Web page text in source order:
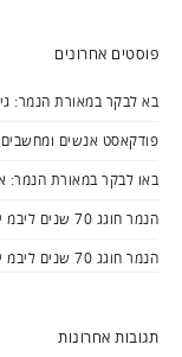
פוסטים אחרונים
בא לבקר במאורת הנמר:
פודקאסט אנשים
באו לבקר במאורת הנמר:
הנמר חוגג 70 שנים ליבמ ישראל – חלק ג'
הנמר חוגג 70 שנים ליבמ ישראל – חלק א'
תגובות אחרונות